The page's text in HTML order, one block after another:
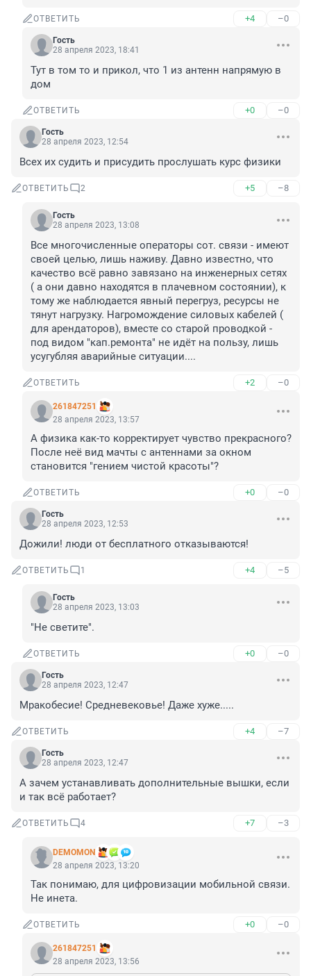
ОТВЕТИТЬ +4 –0
Гость
28 апреля 2023, 18:41
Тут в том то и прикол, что 1 из антенн напрямую в
дом
ОТВЕТИТЬ +0 –0
Гость
28 апреля 2023, 12:54
Всех их судить и присудить прослушать курс физики
ОТВЕТИТЬ 2 +5 –8
Гость
28 апреля 2023, 13:08
Все многочисленные операторы сот. связи - имеют
своей целью, лишь наживу. Давно известно, что
качество всё равно завязано на инженерных сетях
( а они давно находятся в плачевном состоянии), к
тому же наблюдается явный перегруз, ресурсы не
тянут нагрузку. Нагромождение силовых кабелей (
для арендаторов), вместе со старой проводкой -
под видом "кап.ремонта" не идёт на пользу, лишь
усугубляя аварийные ситуации....
ОТВЕТИТЬ +2 –0
261847251
28 апреля 2023, 13:57
А физика как-то корректирует чувство прекрасного?
После неё вид мачты с антеннами за окном
становится "гением чистой красоты"?
ОТВЕТИТЬ +0 –0
Гость
28 апреля 2023, 12:53
Дожили! люди от бесплатного отказываются!
ОТВЕТИТЬ 1 +4 –5
Гость
28 апреля 2023, 13:03
"Не светите".
ОТВЕТИТЬ +0 –0
Гость
28 апреля 2023, 12:47
Мракобесие! Средневековье! Даже хуже.....
ОТВЕТИТЬ +4 –7
Гость
28 апреля 2023, 12:47
А зачем устанавливать дополнительные вышки, если
и так всё работает?
ОТВЕТИТЬ 4 +7 –3
DEMOMON
28 апреля 2023, 13:20
Так понимаю, для цифровизации мобильной связи.
Не инета.
ОТВЕТИТЬ +0 –0
261847251
28 апреля 2023, 13:56